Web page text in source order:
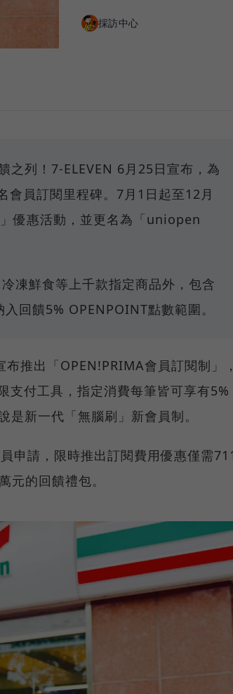
採訪中心
之列！7-ELEVEN 6月25日宣布，為
會員訂閱里程碑。7月1日起至12月
優惠活動，並更名為「uniopen
凍鮮食等上千款指定商品外，包含
回饋5% OPENPOINT點數範圍。
推出「OPEN!PRIMA會員訂閱制」
支付工具，指定消費每筆皆可享有5%
新一代「無腦刷」新會員制。
申請，限時推出訂閱費用優惠僅需
元的回饋禮包。